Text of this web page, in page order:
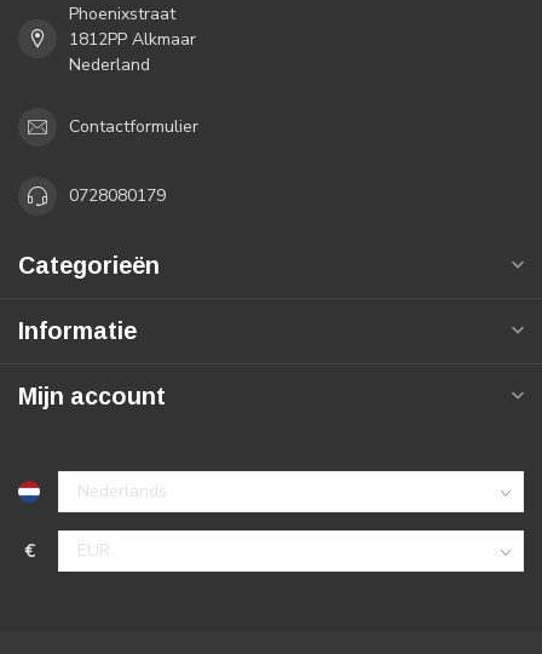
Phoenixstraat
1812PP Alkmaar
Nederland
Contactformulier
0728080179
Categorieën
Informatie
Mijn account
€